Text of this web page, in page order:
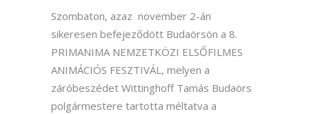
Szombaton, azaz november 2-án
sikeresen befejeződött Budaörsön a 8.
PRIMANIMA NEMZETKÖZI ELSŐFILMES
ANIMÁCIÓS FESZTIVÁL, melyen a
záróbeszédet Wittinghoff Tamás Budaörs
polgármestere tartotta méltatva a